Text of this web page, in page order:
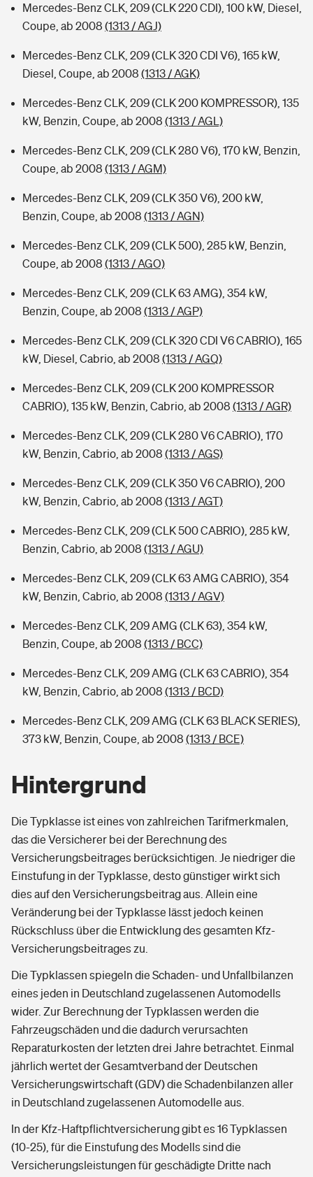
Mercedes-Benz CLK, 209 (CLK 220 CDI), 100 kW, Diesel,
Coupe, ab 2008 (1313 / AGJ)
Mercedes-Benz CLK, 209 (CLK 320 CDI V6), 165 kW,
Diesel, Coupe, ab 2008 (1313 / AGK)
Mercedes-Benz CLK, 209 (CLK 200 KOMPRESSOR), 135
kW, Benzin, Coupe, ab 2008 (1313 / AGL)
Mercedes-Benz CLK, 209 (CLK 280 V6), 170 kW, Benzin,
Coupe, ab 2008 (1313 / AGM)
Mercedes-Benz CLK, 209 (CLK 350 V6), 200 kW,
Benzin, Coupe, ab 2008 (1313 / AGN)
Mercedes-Benz CLK, 209 (CLK 500), 285 kW, Benzin,
Coupe, ab 2008 (1313 / AGO)
Mercedes-Benz CLK, 209 (CLK 63 AMG), 354 kW,
Benzin, Coupe, ab 2008 (1313 / AGP)
Mercedes-Benz CLK, 209 (CLK 320 CDI V6 CABRIO), 165
kW, Diesel, Cabrio, ab 2008 (1313 / AGQ)
Mercedes-Benz CLK, 209 (CLK 200 KOMPRESSOR
CABRIO), 135 kW, Benzin, Cabrio, ab 2008 (1313 / AGR)
Mercedes-Benz CLK, 209 (CLK 280 V6 CABRIO), 170
kW, Benzin, Cabrio, ab 2008 (1313 / AGS)
Mercedes-Benz CLK, 209 (CLK 350 V6 CABRIO), 200
kW, Benzin, Cabrio, ab 2008 (1313 / AGT)
Mercedes-Benz CLK, 209 (CLK 500 CABRIO), 285 kW,
Benzin, Cabrio, ab 2008 (1313 / AGU)
Mercedes-Benz CLK, 209 (CLK 63 AMG CABRIO), 354
kW, Benzin, Cabrio, ab 2008 (1313 / AGV)
Mercedes-Benz CLK, 209 AMG (CLK 63), 354 kW,
Benzin, Coupe, ab 2008 (1313 / BCC)
Mercedes-Benz CLK, 209 AMG (CLK 63 CABRIO), 354
kW, Benzin, Cabrio, ab 2008 (1313 / BCD)
Mercedes-Benz CLK, 209 AMG (CLK 63 BLACK SERIES),
373 kW, Benzin, Coupe, ab 2008 (1313 / BCE)
Hintergrund
Die Typklasse ist eines von zahlreichen Tarifmerkmalen,
das die Versicherer bei der Berechnung des
Versicherungsbeitrages berücksichtigen. Je niedriger die
Einstufung in der Typklasse, desto günstiger wirkt sich
dies auf den Versicherungsbeitrag aus. Allein eine
Veränderung bei der Typklasse lässt jedoch keinen
Rückschluss über die Entwicklung des gesamten Kfz-
Versicherungsbeitrages zu.
Die Typklassen spiegeln die Schaden- und Unfallbilanzen
eines jeden in Deutschland zugelassenen Automodells
wider. Zur Berechnung der Typklassen werden die
Fahrzeugschäden und die dadurch verursachten
Reparaturkosten der letzten drei Jahre betrachtet. Einmal
jährlich wertet der Gesamtverband der Deutschen
Versicherungswirtschaft (GDV) die Schadenbilanzen aller
in Deutschland zugelassenen Automodelle aus.
In der Kfz-Haftpflichtversicherung gibt es 16 Typklassen
(10-25), für die Einstufung des Modells sind die
Versicherungsleistungen für geschädigte Dritte nach